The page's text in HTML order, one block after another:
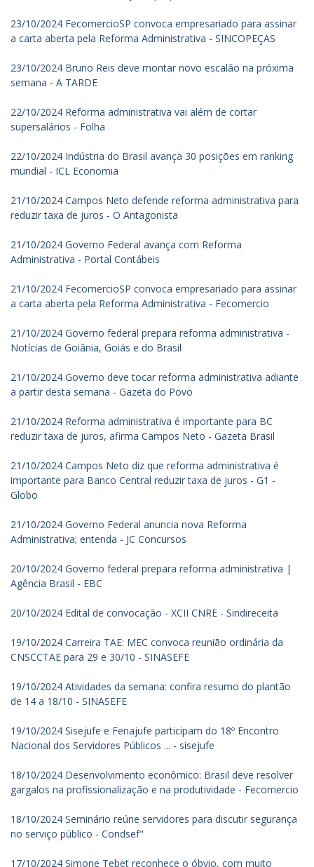
23/10/2024 FecomercioSP convoca empresariado para assinar
a carta aberta pela Reforma Administrativa - SINCOPEÇAS
23/10/2024 Bruno Reis deve montar novo escalão na próxima
semana - A TARDE
22/10/2024 Reforma administrativa vai além de cortar
supersalários - Folha
22/10/2024 Indústria do Brasil avança 30 posições em ranking
mundial - ICL Economia
21/10/2024 Campos Neto defende reforma administrativa para
reduzir taxa de juros - O Antagonista
21/10/2024 Governo Federal avança com Reforma
Administrativa - Portal Contábeis
21/10/2024 FecomercioSP convoca empresariado para assinar
a carta aberta pela Reforma Administrativa - Fecomercio
21/10/2024 Governo federal prepara reforma administrativa -
Notícias de Goiânia, Goiás e do Brasil
21/10/2024 Governo deve tocar reforma administrativa adiante
a partir desta semana - Gazeta do Povo
21/10/2024 Reforma administrativa é importante para BC
reduzir taxa de juros, afirma Campos Neto - Gazeta Brasil
21/10/2024 Campos Neto diz que reforma administrativa é
importante para Banco Central reduzir taxa de juros - G1 -
Globo
21/10/2024 Governo Federal anuncia nova Reforma
Administrativa; entenda - JC Concursos
20/10/2024 Governo federal prepara reforma administrativa |
Agência Brasil - EBC
20/10/2024 Edital de convocação - XCII CNRE - Sindireceita
19/10/2024 Carreira TAE: MEC convoca reunião ordinária da
CNSCCTAE para 29 e 30/10 - SINASEFE
19/10/2024 Atividades da semana: confira resumo do plantão
de 14 a 18/10 - SINASEFE
19/10/2024 Sisejufe e Fenajufe participam do 18º Encontro
Nacional dos Servidores Públicos ... - sisejufe
18/10/2024 Desenvolvimento econômico: Brasil deve resolver
gargalos na profissionalização e na produtividade - Fecomercio
18/10/2024 Seminário reúne servidores para discutir segurança
no serviço público - Condsef"
17/10/2024 Simone Tebet reconhece o óbvio, com muito